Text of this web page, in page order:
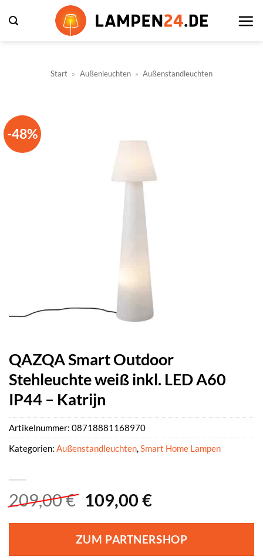
Inhalt
Start » Außenleuchten » Außenstandleuchten
-48%
QAZQA Smart Outdoor
Stehleuchte weiß inkl. LED A60
IP44 – Katrijn
209,00€ Ursprünglicher
war:
209,00 €
109,00 €Aktueller
ist:
109,00 €.
ZUM PARTNERSHOP
Artikelnummer: 08718881168970
Kategorien: Außenstandleuchten,Smart Home Lampen